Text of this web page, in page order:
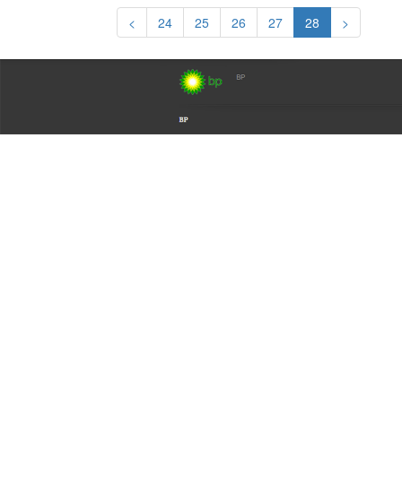
< 24 25 26 27 28 >